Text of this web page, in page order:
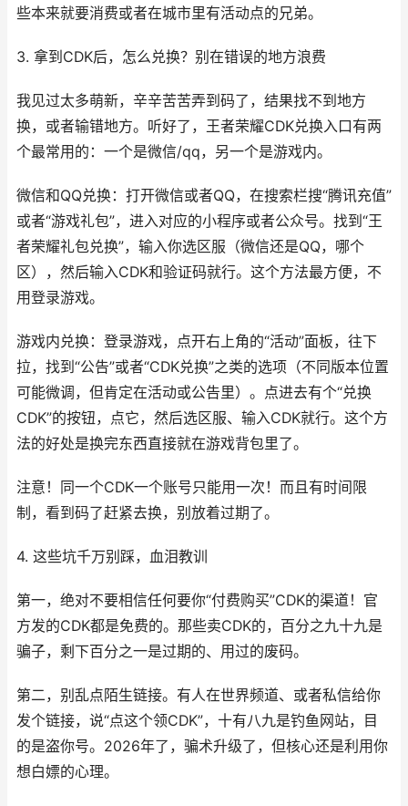
些本来就要消费或者在城市里有活动点的兄弟。
3. 拿到CDK后，怎么兑换？别在错误的地方浪费
我见过太多萌新，辛辛苦苦弄到码了，结果找不到地方
换，或者输错地方。听好了，王者荣耀CDK兑换入口有两
个最常用的：一个是微信/qq，另一个是游戏内。
微信和QQ兑换：打开微信或者QQ，在搜索栏搜“腾讯充值”
或者“游戏礼包”，进入对应的小程序或者公众号。找到“王
者荣耀礼包兑换”，输入你选区服（微信还是QQ，哪个
区），然后输入CDK和验证码就行。这个方法最方便，不
用登录游戏。
游戏内兑换：登录游戏，点开右上角的“活动”面板，往下
拉，找到“公告”或者“CDK兑换”之类的选项（不同版本位置
可能微调，但肯定在活动或公告里）。点进去有个“兑换
CDK”的按钮，点它，然后选区服、输入CDK就行。这个方
法的好处是换完东西直接就在游戏背包里了。
注意！同一个CDK一个账号只能用一次！而且有时间限
制，看到码了赶紧去换，别放着过期了。
4. 这些坑千万别踩，血泪教训
第一，绝对不要相信任何要你“付费购买”CDK的渠道！官
方发的CDK都是免费的。那些卖CDK的，百分之九十九是
骗子，剩下百分之一是过期的、用过的废码。
第二，别乱点陌生链接。有人在世界频道、或者私信给你
发个链接，说“点这个领CDK”，十有八九是钓鱼网站，目
的是盗你号。2026年了，骗术升级了，但核心还是利用你
想白嫖的心理。